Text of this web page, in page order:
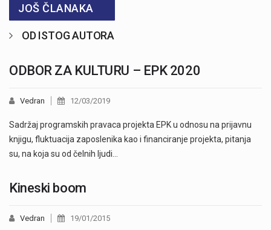
JOŠ ČLANAKA
OD ISTOG AUTORA
ODBOR ZA KULTURU – EPK 2020
Vedran 12/03/2019
Sadržaj programskih pravaca projekta EPK u odnosu na prijavnu
knjigu, fluktuacija zaposlenika kao i financiranje projekta, pitanja
su, na koja su od čelnih ljudi…
Kineski boom
Vedran 19/01/2015